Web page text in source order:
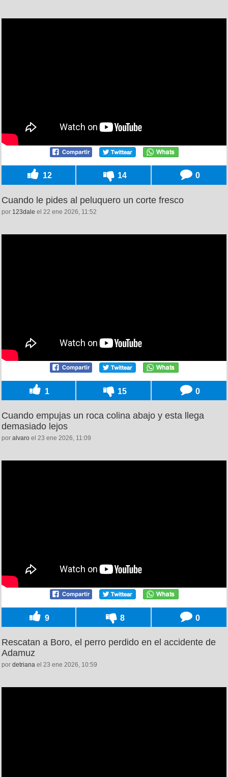
12 14 0
Cuando le pides al peluquero un corte fresco
por 123dale el 22 ene 2026, 11:52
1 15 0
Cuando empujas un roca colina abajo y esta llega
demasiado lejos
por alvaro el 23 ene 2026, 11:09
9 8 0
Rescatan a Boro, el perro perdido en el accidente de
Adamuz
por detriana el 23 ene 2026, 10:59